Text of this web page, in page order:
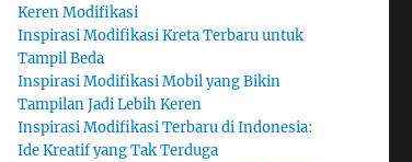
Keren Modifikasi
Inspirasi Modifikasi Kreta Terbaru untuk
Tampil Beda
Inspirasi Modifikasi Mobil yang Bikin
Tampilan Jadi Lebih Keren
Inspirasi Modifikasi Terbaru di Indonesia:
Ide Kreatif yang Tak Terduga